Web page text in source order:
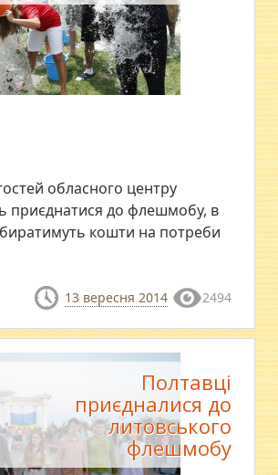
обласного центру
приєднатися до флешмобу, в
кошти на потреби
13 вересня 2014 2494
Полтавці
приєдналися до
литовського
флешмобу